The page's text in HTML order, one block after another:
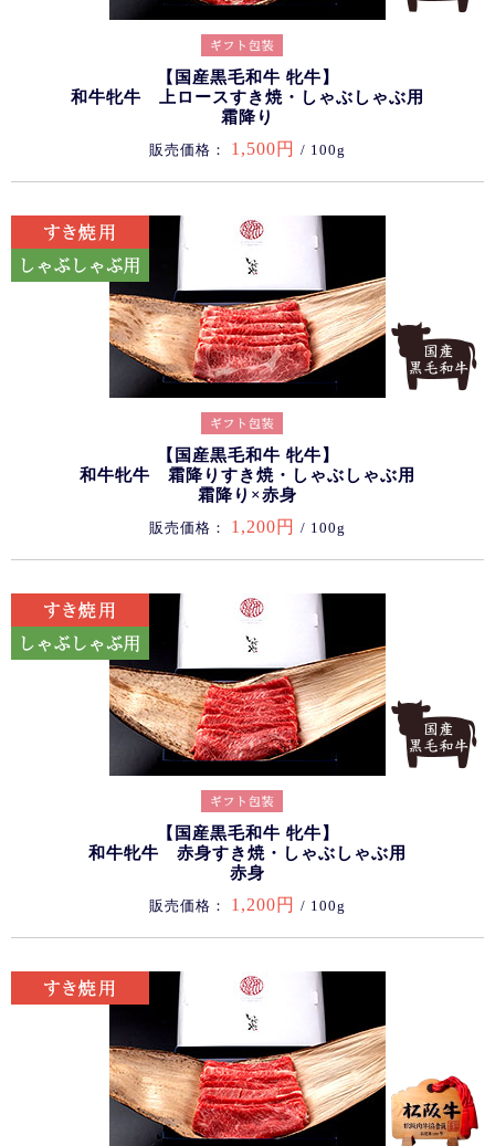
【国産黒毛和牛 牝牛】
和牛牝牛 上ロースすき焼・しゃぶしゃぶ用
霜降り
販売価格： 1,500円 / 100g
【国産黒毛和牛 牝牛】
和牛牝牛 霜降りすき焼・しゃぶしゃぶ用
霜降り×赤身
販売価格： 1,200円 / 100g
【国産黒毛和牛 牝牛】
和牛牝牛 赤身すき焼・しゃぶしゃぶ用
赤身
販売価格： 1,200円 / 100g